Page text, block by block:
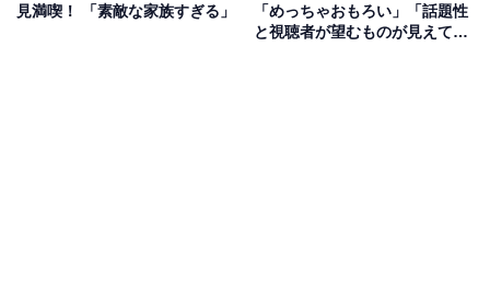
見満喫！ 「素敵な家族すぎる」
「めっちゃおもろい」「話題性
と視聴者が望むものが見えて